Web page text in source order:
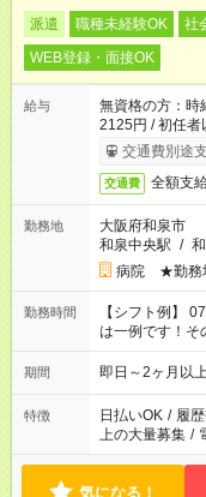
派遣 職種未経験OK 社
WEB登録・面接OK
給与
無資格の方：時
2125円 / 初任者
交通費別途
交通費 全額支
勤務地
大阪府和泉市
和泉中央駅 /
病院 ★勤務
勤務時間
【シフト例】
は一例です！そ
期間 即日～2ヶ月以
特徴 日払いOK / 履
上の大量募集 /
気になる！